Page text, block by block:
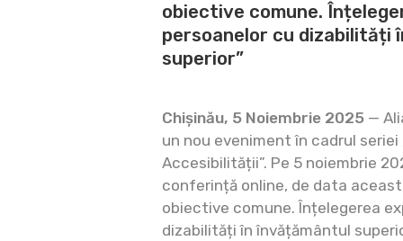
obiective comune.
persoanelor cu dizabilități
superior”
Chișinău, 5 Noiembrie 2025 —
un nou eveniment în cadrul
Accesibilității”. Pe 5 noiembrie
conferință online, de data
obiective comune. Înțelegerea
dizabilități în învățământul